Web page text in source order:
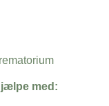
med: